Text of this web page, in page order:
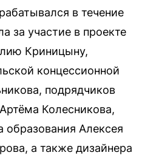
в течение
за участие в проекте
Криницыну,
концессионной
подрядчиков
Колесникова,
образования Алексея
а также дизайнера